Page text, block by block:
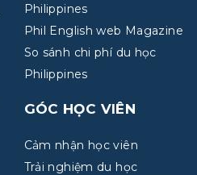
Philippines
Phil English web Magazine
So sánh chi phí du học
Philippines
GÓC HỌC VIÊN
Cảm nhận học viên
Trải nghiệm du học